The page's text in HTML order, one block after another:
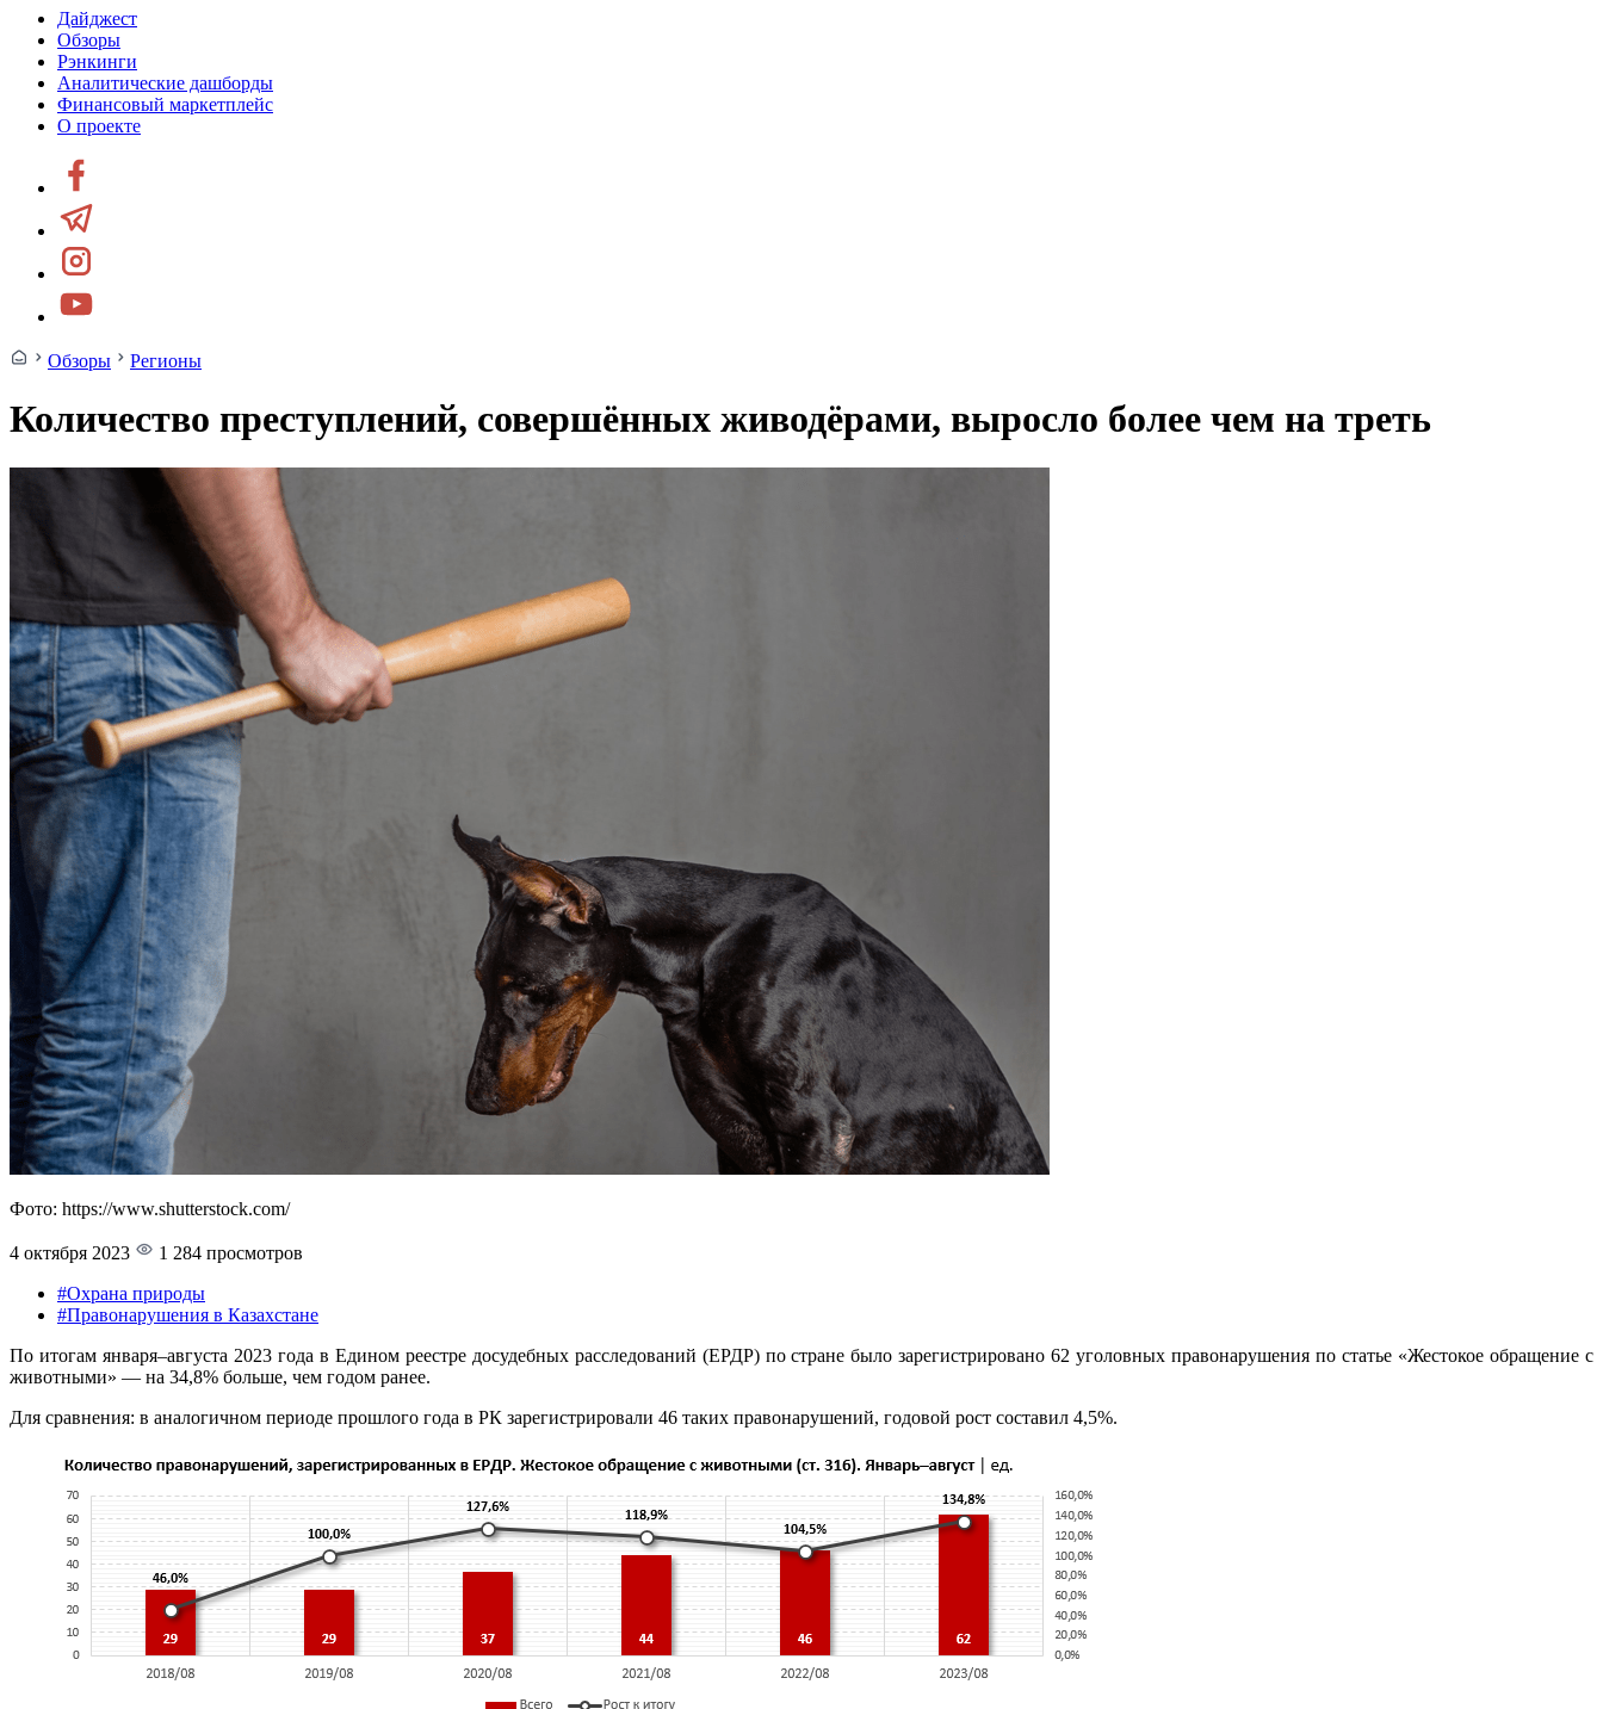
Дайджест
Обзоры
Рэнкинги
Аналитические дашборды
Финансовый маркетплейс
О проекте
Обзоры Регионы
Количество преступлений, совершённых живодёрами, выросло более чем на треть
Фото: https://www.shutterstock.com/
4 октября 2023
1 284 просмотров
#Охрана природы
#Правонарушения в Казахстане
По итогам января–августа 2023 года в Едином реестре досудебных расследований (ЕРДР) по стране было зарегистрировано 62 уголовных правонарушения по статье «Жестокое обращение с
животными» — на 34,8% больше, чем годом ранее.
Для сравнения: в аналогичном периоде прошлого года в РК зарегистрировали 46 таких правонарушений, годовой рост составил 4,5%.